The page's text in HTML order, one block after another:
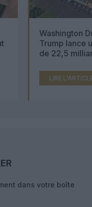
Washington
Trump lance
de 22,5
LIRE
dans votre boîte